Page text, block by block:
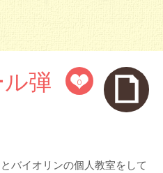
0
弾
バイオリンの個人教室をして